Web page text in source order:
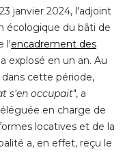
janvier 2024, l'adjoint
écologique du bâti de
l'encadrement des
explosé en un an. Au
dans cette période,
s'en occupait", a
en charge de
locatives et de la
a, en effet, reçu le